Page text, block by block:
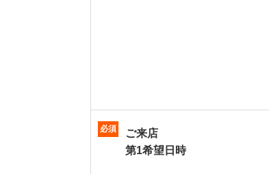
必須
ご来店
第1希望日時